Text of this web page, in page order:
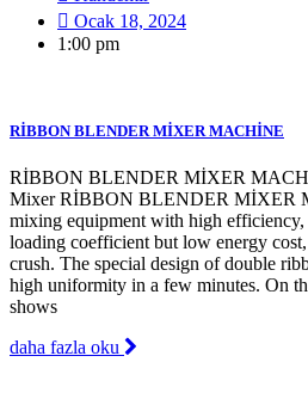
Ocak 18, 2024
1:00 pm
RİBBON BLENDER MİXER MACHİNE
RİBBON BLENDER MİXER
Mixer RİBBON BLENDER MİXER
mixing equipment with high
loading coefficient but low energy
crush. The special design of double
high uniformity in a few minutes. On
shows
daha fazla oku